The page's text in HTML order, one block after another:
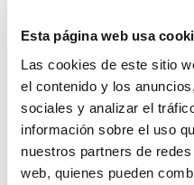
Esta página web usa
Las cookies de este sitio
el contenido y los
sociales y analizar el
información sobre el uso
nuestros partners de
web, quienes pueden
¿Has olvidado tu contraseña?